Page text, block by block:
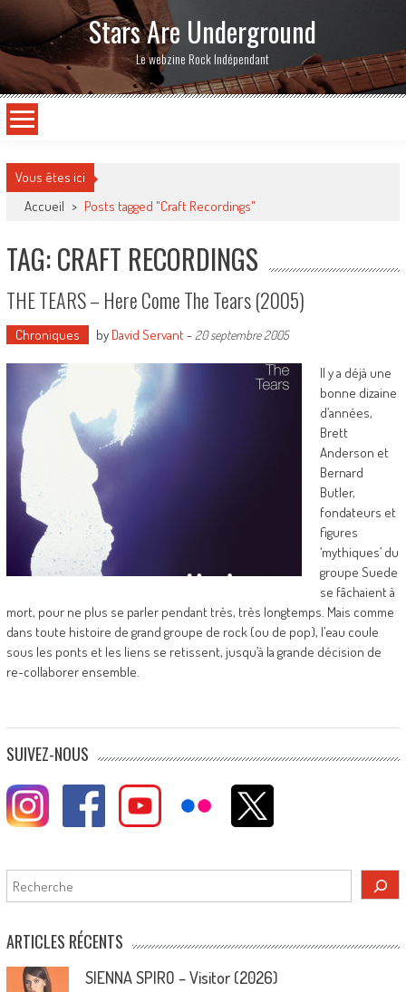
Stars Are Underground
Le webzine Rock Indépendant
Vous êtes ici
Accueil > Posts tagged "Craft Recordings"
TAG: CRAFT RECORDINGS
THE TEARS – Here Come The Tears (2005)
Chroniques by David Servant- 20 septembre 2005
Il y a déjà une
bonne dizaine
d’années,
Brett
Anderson et
Bernard
Butler,
fondateurs et
figures
‘mythiques’ du
groupe Suede
se fâchaient à
mort, pour ne plus se parler pendant très, très longtemps. Mais comme
dans toute histoire de grand groupe de rock (ou de pop), l’eau coule
sous les ponts et les liens se retissent, jusqu’à la grande décision de
re-collaborer ensemble.
SUIVEZ-NOUS
Rechercher
ARTICLES RÉCENTS
SIENNA SPIRO – Visitor (2026)